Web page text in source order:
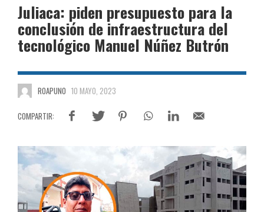
Juliaca: piden presupuesto para la
conclusión de infraestructura del
tecnológico Manuel Núñez Butrón
ROAPUNO 10 MAYO, 2023